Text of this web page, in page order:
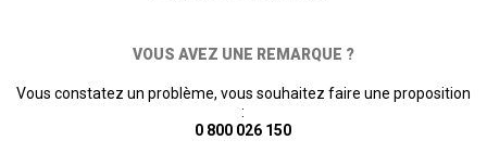
VOUS AVEZ UNE REMARQUE ?
Vous constatez un problème, vous souhaitez faire une proposition
:
0 800 026 150